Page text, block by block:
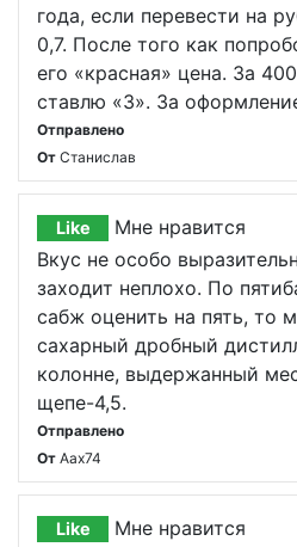
года, если перевести на
0,7. После того как
его «красная» цена. За
ставлю «3». За
Отправлено
От Станислав
Like
Мне нравится
Вкус не особо
заходит неплохо. По
сабж оценить на пять, то
сахарный дробный
колонне, выдержанный
щепе-4,5.
Отправлено
От Aax74
Like
Мне нравится